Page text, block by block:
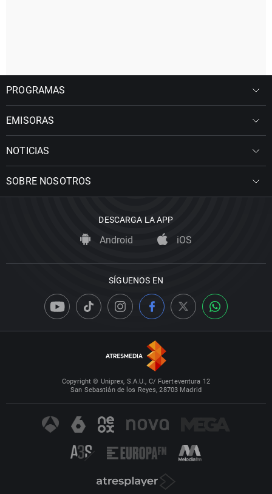
PROGRAMAS
EMISORAS
NOTICIAS
SOBRE NOSOTROS
DESCARGA LA APP
Android iOS
SÍGUENOS EN
Copyright © Uniprex, S.A.U., C/ Fuerteventura 12
San Sebastián de los Reyes, 28703 Madrid